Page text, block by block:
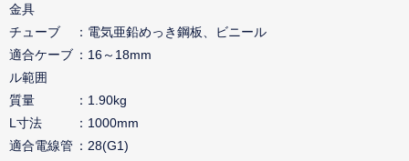
金具
チューブ
電気亜鉛めっき鋼板、ビニール
適合ケーブ
ル範囲
16～18mm
質量
1.90kg
L寸法
1000mm
適合電線管
28(G1)